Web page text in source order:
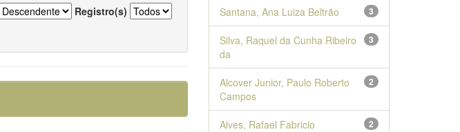
Registro(s) 3
Santana, Ana Luiza Beltrão
3
Silva, Raquel da Cunha Ribeiro
da
2
Alcover Junior, Paulo Roberto
Campos
2
Alves, Rafael Fabricio